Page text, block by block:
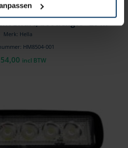
zwart, bootlengte <20 m
Merk: Hella
HM8504-001
incl BTW